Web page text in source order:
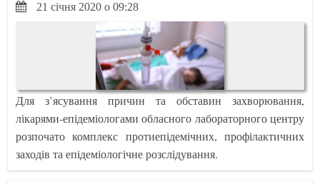
21 січня 2020 о 09:28
Для з’ясування причин та обставин захворювання,
лікарями-епідеміологами обласного лабораторного центру
розпочато комплекс протиепідемічних, профілактичних
заходів та епідеміологічне розслідування.